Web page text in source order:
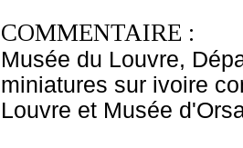
COMMENTAIRE :
Musée du Louvre,
miniatures sur ivoire
Louvre et Musée